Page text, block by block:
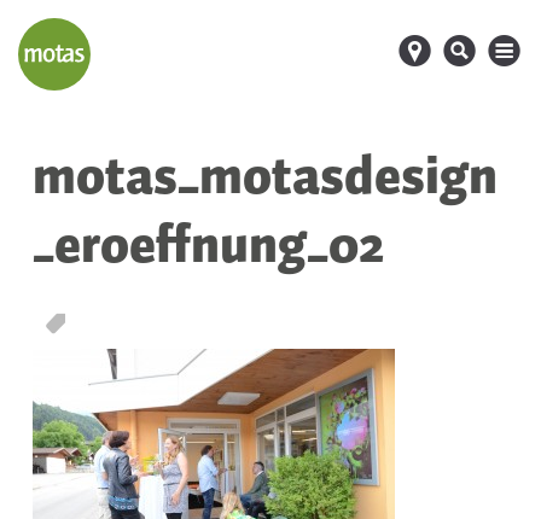
d s M
motas_motasdesign
_eroeffnung_02
T